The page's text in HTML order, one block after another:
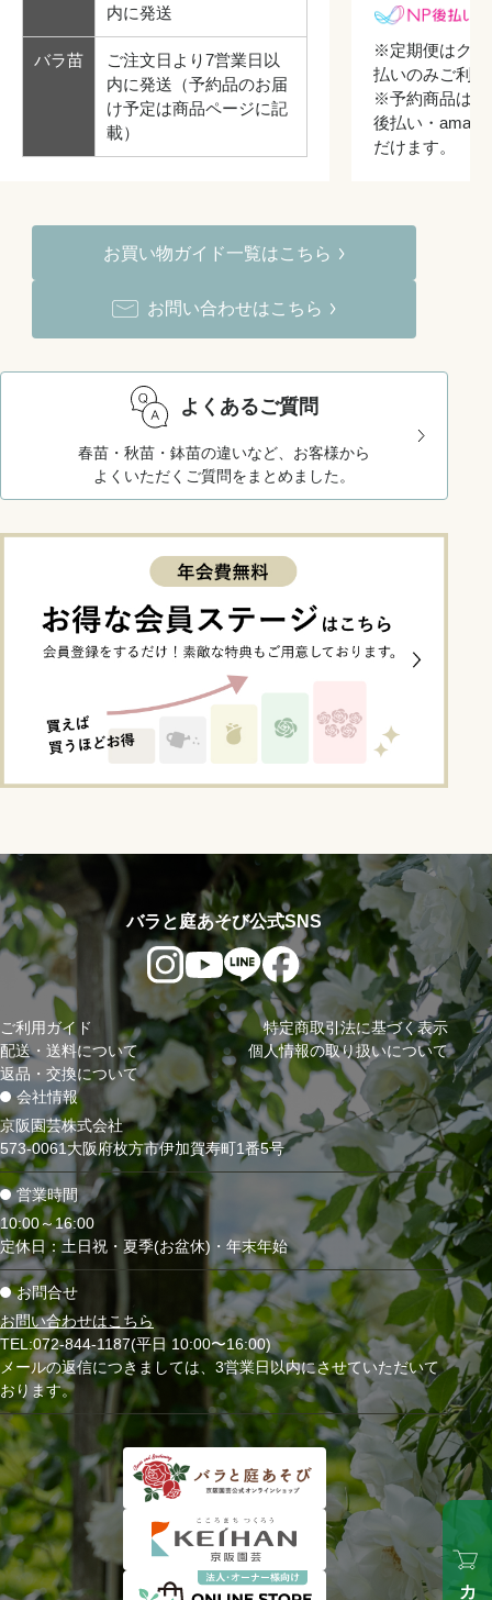
内に発送
バラ苗
ご注文日より7営業日以
内に発送（予約品のお届
け予定は商品ページに記
載）
※定期便はクレ
払いのみご利
※予約商品はク
後払い・
だけます。
お買い物ガイド一覧はこちら
お問い合わせはこちら
よくあるご質問
春苗・秋苗・鉢苗の違いなど、お客様から
よくいただくご質問をまとめました。
会社情報
京阪園芸株式会社
573-0061大阪府枚方市伊加賀寿町1番5号
営業時間
10:00～16:00
定休日：土日祝・夏季(お盆休)・年末年始
お問合せ
お問い合わせはこちら
TEL:072-844-1187(平日 10:00〜16:00)
メールの返信につきましては、3営業日以内にさせていただいて
おります。
バラと庭あそび公式SNS
ご利用ガイド
配送・送料について
返品・交換について
特定商取引法に基づく表示
個人情報の取り扱いについて